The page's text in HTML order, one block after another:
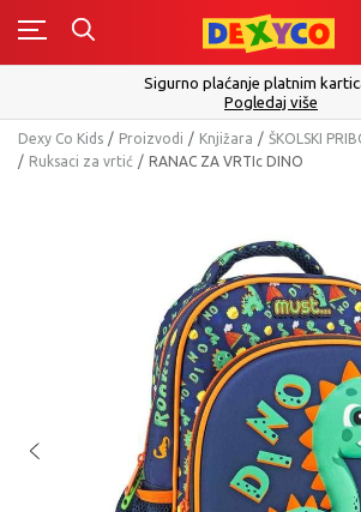
platnim karticama!
Dexy Co Kids Proizvodi Knjižara ŠKOLSKI
Ruksaci za vrtić
RANAC ZA VRTIc DINO